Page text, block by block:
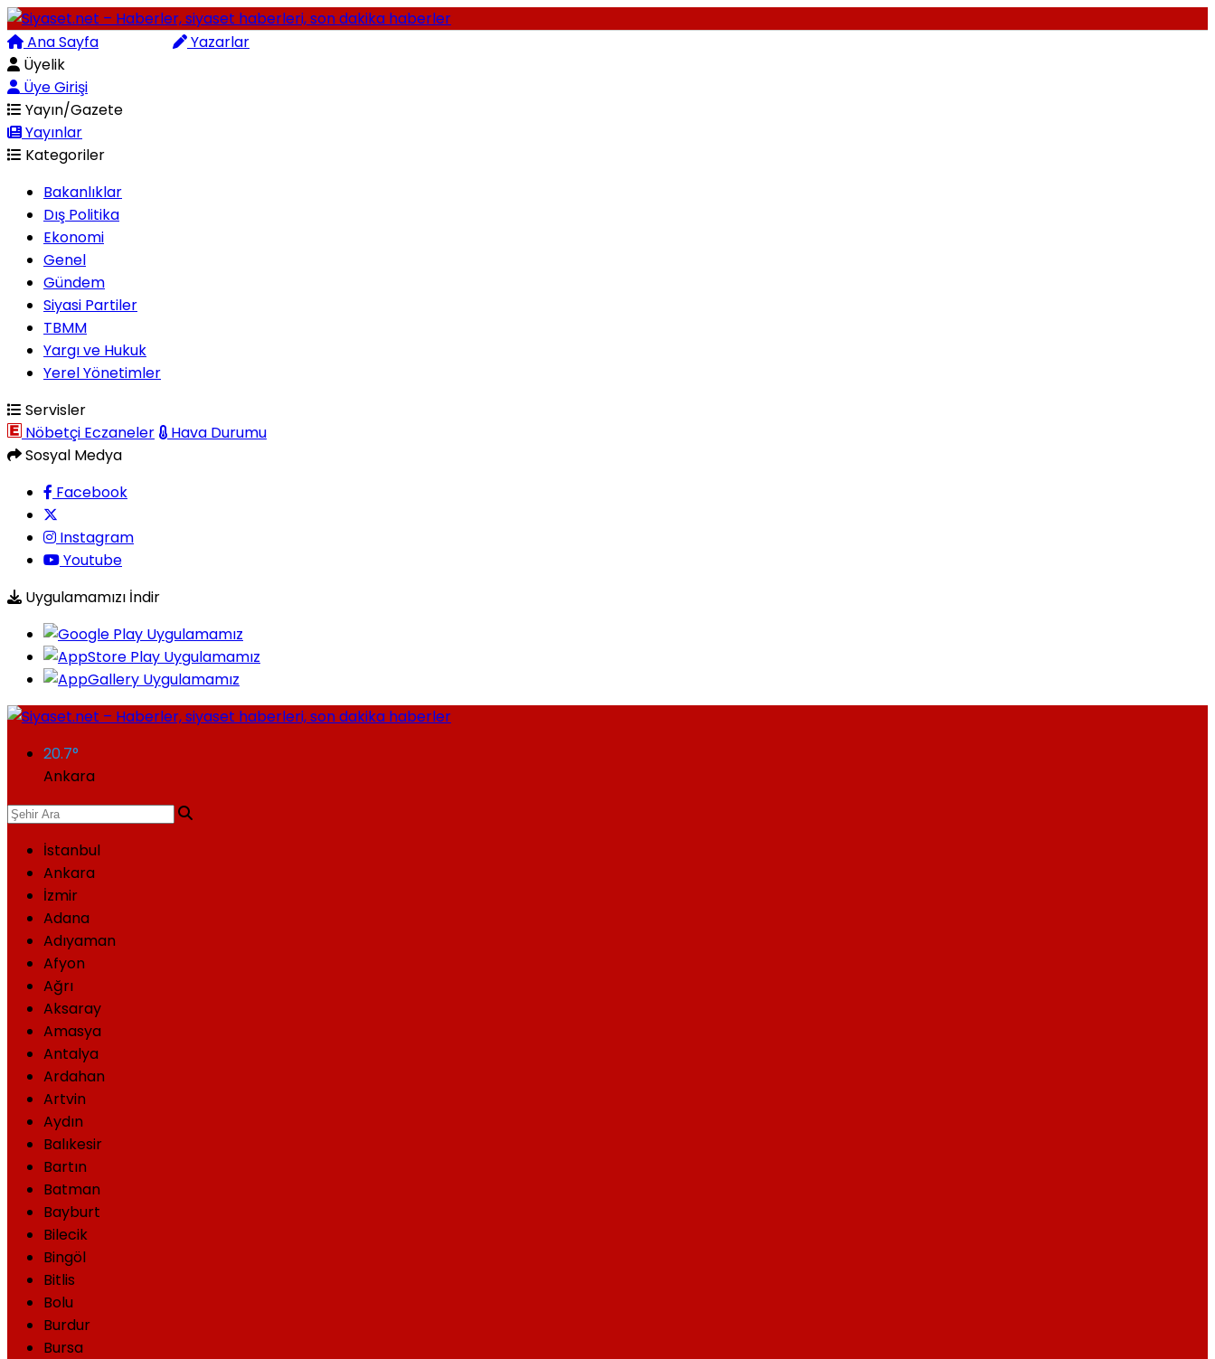
Ana Sayfa
Yazarlar
Üyelik
Üye Girişi
Yayın/Gazete
Yayınlar
Kategoriler
Bakanlıklar
Dış Politika
Ekonomi
Genel
Gündem
Siyasi Partiler
TBMM
Yargı ve Hukuk
Yerel Yönetimler
Servisler
Nöbetçi Eczaneler
Hava Durumu
Sosyal Medya
Facebook
Instagram
Youtube
Uygulamamızı İndir
20.7°
Ankara
İstanbul
Ankara
İzmir
Adana
Adıyaman
Afyon
Ağrı
Aksaray
Amasya
Antalya
Ardahan
Artvin
Aydın
Balıkesir
Bartın
Batman
Bayburt
Bilecik
Bingöl
Bitlis
Bolu
Burdur
Bursa